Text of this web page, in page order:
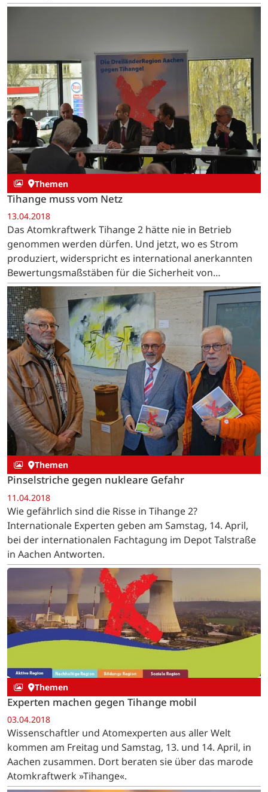
Themen
Tihange muss vom Netz
13.04.2018
Das Atomkraftwerk Tihange 2 hätte nie in Betrieb
genommen werden dürfen. Und jetzt, wo es Strom
produziert, widerspricht es international anerkannten
Bewertungsmaßstäben für die Sicherheit von
Kernkraftwerken.
Themen
Pinselstriche gegen nukleare Gefahr
11.04.2018
Wie gefährlich sind die Risse in Tihange 2?
Internationale Experten geben am Samstag, 14. April,
bei der internationalen Fachtagung im Depot Talstraße
in Aachen Antworten.
Themen
Experten machen gegen Tihange mobil
03.04.2018
Wissenschaftler und Atomexperten aus aller Welt
kommen am Freitag und Samstag, 13. und 14. April, in
Aachen zusammen. Dort beraten sie über das marode
Atomkraftwerk »Tihange«.